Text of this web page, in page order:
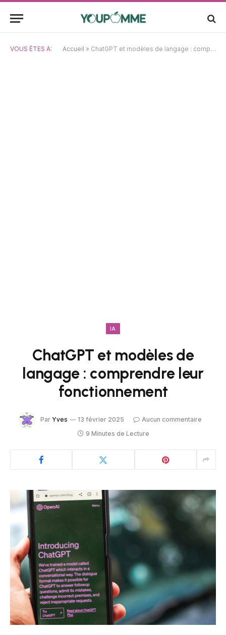
VOUS ÊTES À: Accueil » ChatGPT et modèles de langage : comprendre leur fonctionnement
IA
ChatGPT et modèles de
langage : comprendre leur
fonctionnement
Par Yves 13 février 2025
Aucun commentaire
9 Minutes de Lecture